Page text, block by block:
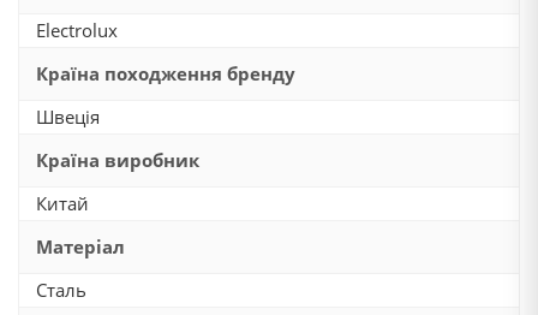
Electrolux
Країна походження бренду
Швеція
Країна виробник
Китай
Матеріал
Сталь